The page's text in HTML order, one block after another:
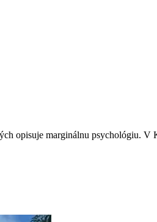
opisuje marginálnu psychológiu.